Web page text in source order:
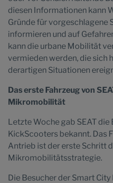
diesen Informationen kann
Gründe für vorgeschlagene
informieren und auf
kann die urbane Mobilität
vermieden werden, die sich
derartigen Situationen
Das erste Fahrzeug von
Mikromobilität
Letzte Woche gab SEAT die
KickScooters bekannt. Das
Antrieb ist der erste Schritt
Mikromobilitätsstrategie.
Die Besucher der Smart